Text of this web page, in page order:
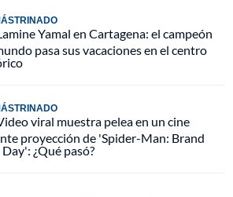
Yamal en Cartagena: el campeón
pasa sus vacaciones en el centro
viral muestra pelea en un cine
proyección de 'Spider-Man: Brand
¿Qué pasó?